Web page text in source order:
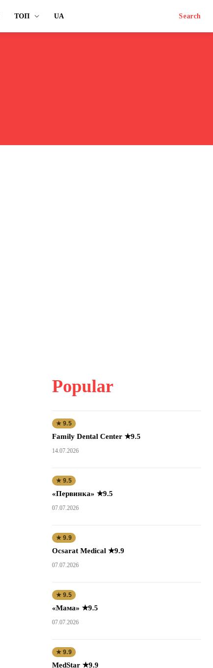
ТОП UA Search
Popular
★ 9.5
Family Dental Center ★9.5
14.07.2026
★ 9.5
«Первинка» ★9.5
07.07.2026
★ 9.9
Ocsarat Medical ★9.9
07.07.2026
★ 9.5
«Мама» ★9.5
07.07.2026
★ 9.9
MedStar ★9.9